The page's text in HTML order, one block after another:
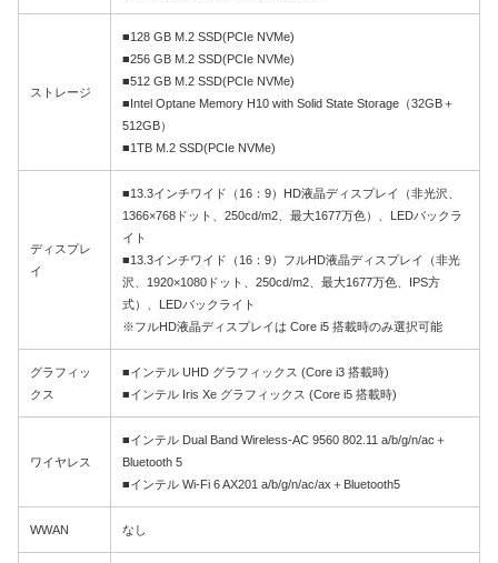
ストレージ
■128 GB M.2 SSD(PCIe NVMe)
■256 GB M.2 SSD(PCIe NVMe)
■512 GB M.2 SSD(PCIe NVMe)
■Intel Optane Memory H10 with Solid State Storage（32GB＋
512GB）
■1TB M.2 SSD(PCIe NVMe)
ディスプレ
イ
■13.3インチワイド（16：9）HD液晶ディスプレイ（非光沢、
1366×768ドット、250cd/m2、最大1677万色）、LEDバックラ
イト
■13.3インチワイド（16：9）フルHD液晶ディスプレイ（非光
沢、1920×1080ドット、250cd/m2、最大1677万色、IPS方
式）、LEDバックライト
※フルHD液晶ディスプレイは Core i5 搭載時のみ選択可能
グラフィッ
クス
■インテル UHD グラフィックス (Core i3 搭載時)
■インテル Iris Xe グラフィックス (Core i5 搭載時)
ワイヤレス
■インテル Dual Band Wireless-AC 9560 802.11 a/b/g/n/ac＋
Bluetooth 5
■インテル Wi-Fi 6 AX201 a/b/g/n/ac/ax＋Bluetooth5
WWAN なし